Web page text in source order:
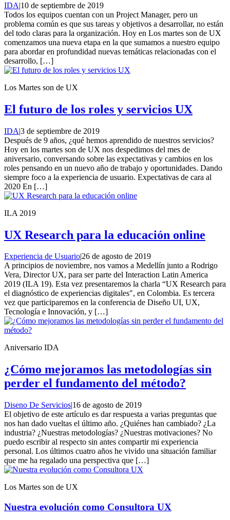
IDA|10 de septiembre de 2019
Todos los equipos cuentan con un Project Manager, pero un
problema común es que sus tareas y objetivos a desarrollar, no están
del todo claras para la organización. Hoy en Los martes son de UX
comenzamos una nueva etapa en la que sumamos a nuestro equipo
para abordar en profundidad nuevas temáticas relacionadas con el
desarrollo, […]
Los Martes son de UX
El futuro de los roles y servicios UX
IDA|3 de septiembre de 2019
Después de 9 años, ¿qué hemos aprendido de nuestros servicios?
Hoy en los martes son de UX nos despedimos del mes de
aniversario, conversando sobre las expectativas y cambios en los
roles pensando en un nuevo año de trabajo y oportunidades. Dando
siempre foco a la experiencia de usuario. Expectativas de cara al
2020 En […]
ILA 2019
UX Research para la educación online
Experiencia de Usuario|26 de agosto de 2019
A principios de noviembre, nos vamos a Medellín junto a Rodrigo
Vera, Director UX, para ser parte del Interaction Latin America
2019 (ILA 19). Esta vez presentaremos la charla “UX Research para
el diagnóstico de experiencias digitales", en Colombia. Es tercera
vez que participaremos en la conferencia de Diseño UI, UX,
Tecnología e Innovación, y […]
Aniversario IDA
¿Cómo mejoramos las metodologías sin
perder el fundamento del método?
Diseno De Servicios|16 de agosto de 2019
El objetivo de este artículo es dar respuesta a varias preguntas que
nos han dado vueltas el último año. ¿Quiénes han cambiado? ¿La
industria? ¿Nuestras metodologías? ¿Nuestras motivaciones? No
puedo escribir al respecto sin antes compartir mi experiencia
personal. Los últimos cuatro años he vivido una situación familiar
que me ha regalado una perspectiva que […]
Los Martes son de UX
Nuestra evolución como Consultora UX